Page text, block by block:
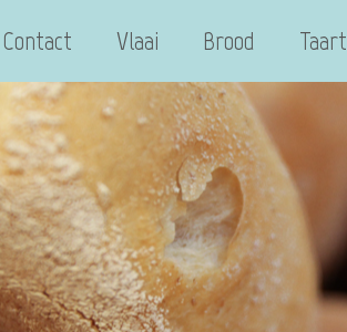
Contact Vlaai Brood Taart